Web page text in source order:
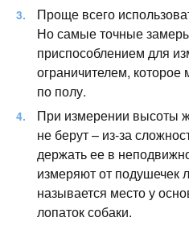
Проще всего
Но самые точные
приспособлением для
ограничителем,
по полу.
При измерении высоты
не берут – из-за
держать ее в
измеряют от подушечек
называется место у
лопаток собаки.